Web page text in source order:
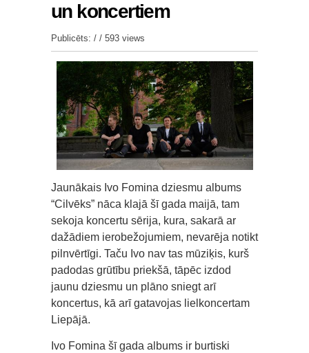
un koncertiem
Publicēts: / / 593 views
Jaunākais Ivo Fomina dziesmu albums
“Cilvēks” nāca klajā šī gada maijā, tam
sekoja koncertu sērija, kura, sakarā ar
dažādiem ierobežojumiem, nevarēja notikt
pilnvērtīgi. Taču Ivo nav tas mūziķis, kurš
padodas grūtību priekšā, tāpēc izdod
jaunu dziesmu un plāno sniegt arī
koncertus, kā arī gatavojas lielkoncertam
Liepājā.
Ivo Fomina šī gada albums ir burtiski